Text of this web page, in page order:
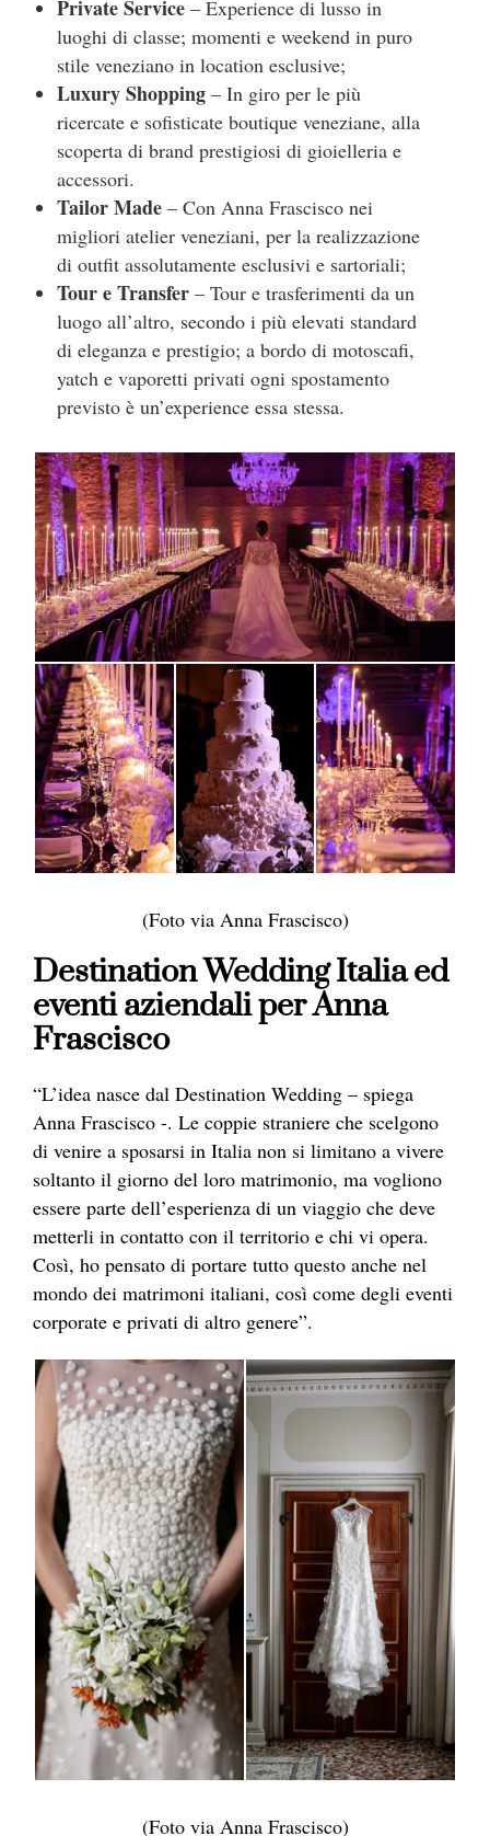
Private Service– Experience di lusso in
luoghi di classe; momenti e weekend in puro
stile veneziano in location esclusive;
Luxury Shopping– In giro per le più
ricercate e sofisticate boutique veneziane, alla
scoperta di brand prestigiosi di gioielleria e
accessori.
Tailor Made– Con Anna Frascisco nei
migliori atelier veneziani, per la realizzazione
di outfit assolutamente esclusivi e sartoriali;
Tour e Transfer– Tour e trasferimenti da un
luogo all’altro, secondo i più elevati standard
di eleganza e prestigio; a bordo di motoscafi,
yatch e vaporetti privati ogni spostamento
previsto è un’experience essa stessa.
(Foto via Anna Frascisco)
Destination Wedding Italia ed
eventi aziendali per Anna
Frascisco
“L’idea nasce dal Destination Wedding – spiega
Anna Frascisco -. Le coppie straniere che scelgono
di venire a sposarsi in Italia non si limitano a vivere
soltanto il giorno del loro matrimonio, ma vogliono
essere parte dell’esperienza di un viaggio che deve
metterli in contatto con il territorio e chi vi opera.
Così, ho pensato di portare tutto questo anche nel
mondo dei matrimoni italiani, così come degli eventi
corporate e privati di altro genere”.
(Foto via Anna Frascisco)